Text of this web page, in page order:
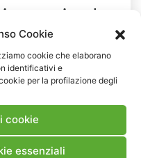
Cookie
cookie che elaborano
identificativi e
per la profilazione degli
cookie
essenziali
dei
FV quali
principalmente,
e metodi per la
dei